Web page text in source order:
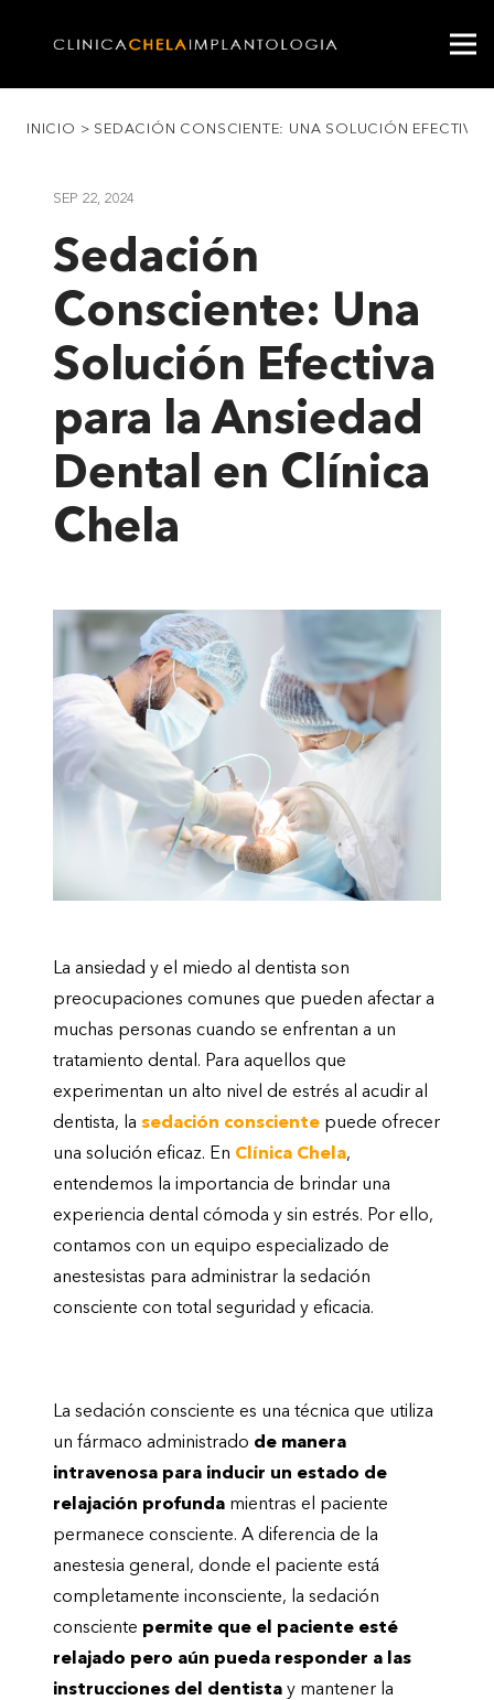
INICIO > SEDACIÓN CONSCIENTE: UNA SOLUCIÓN EFECTIVA
SEP 22, 2024
Sedación
Consciente: Una
Solución Efectiva
para la Ansiedad
Dental en Clínica
Chela
La ansiedad y el miedo al dentista son
preocupaciones comunes que pueden afectar a
muchas personas cuando se enfrentan a un
tratamiento dental. Para aquellos que
experimentan un alto nivel de estrés al acudir al
dentista, la sedación consciente puede ofrecer
una solución eficaz. En Clínica Chela,
entendemos la importancia de brindar una
experiencia dental cómoda y sin estrés. Por ello,
contamos con un equipo especializado de
anestesistas para administrar la sedación
consciente con total seguridad y eficacia.
La sedación consciente es una técnica que utiliza
un fármaco administrado de manera
intravenosa para inducir un estado de
relajación profunda mientras el paciente
permanece consciente. A diferencia de la
anestesia general, donde el paciente está
completamente inconsciente, la sedación
consciente permite que el paciente esté
relajado pero aún pueda responder a las
instrucciones del dentista y mantener la